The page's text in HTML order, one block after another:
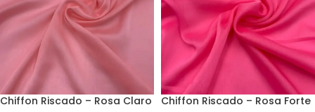
Chiffon Riscado – Rosa Claro Chiffon Riscado – Rosa Forte